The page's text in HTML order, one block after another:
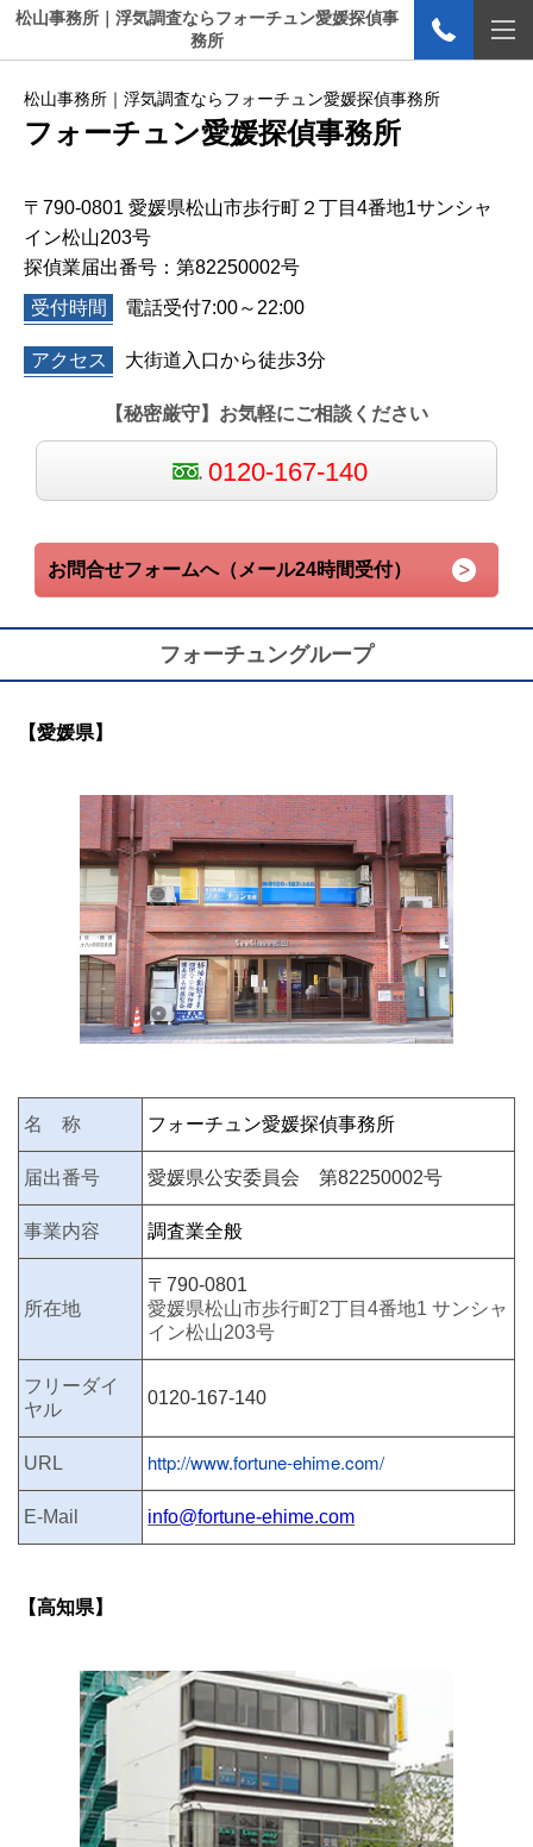
松山事務所｜浮気調査ならフォーチュン愛媛探偵事
務所
松山事務所｜浮気調査ならフォーチュン愛媛探偵事務所
フォーチュン愛媛探偵事務所
〒790-0801 愛媛県松山市歩行町２丁目4番地1サンシャ
イン松山203号
探偵業届出番号：第82250002号
受付時間
電話受付7:00～22:00
アクセス 大街道入口から徒歩3分
【秘密厳守】お気軽にご相談ください
0120-167-140
お問合せフォームへ（メール24時間受付）
フォーチュングループ
【愛媛県】
名 称 フォーチュン愛媛探偵事務所
届出番号 愛媛県公安委員会 第82250002号
事業内容 調査業全般
所在地
〒790-0801
愛媛県松山市歩行町2丁目4番地1 サンシャ
イン松山203号
フリーダイ
ヤル
0120-167-140
URL http://www.fortune-ehime.com/
E-Mail info@fortune-ehime.com
【高知県】